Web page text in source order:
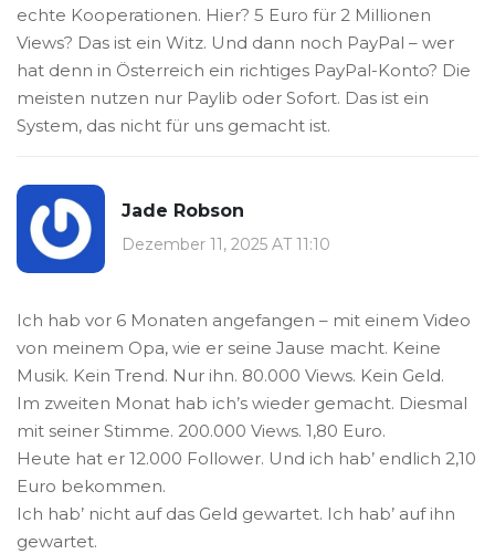
echte Kooperationen. Hier? 5 Euro für 2 Millionen
Views? Das ist ein Witz. Und dann noch PayPal – wer
hat denn in Österreich ein richtiges PayPal-Konto? Die
meisten nutzen nur Paylib oder Sofort. Das ist ein
System, das nicht für uns gemacht ist.
Jade Robson
Dezember 11, 2025 AT 11:10
Ich hab vor 6 Monaten angefangen – mit einem Video
von meinem Opa, wie er seine Jause macht. Keine
Musik. Kein Trend. Nur ihn. 80.000 Views. Kein Geld.
Im zweiten Monat hab ich’s wieder gemacht. Diesmal
mit seiner Stimme. 200.000 Views. 1,80 Euro.
Heute hat er 12.000 Follower. Und ich hab’ endlich 2,10
Euro bekommen.
Ich hab’ nicht auf das Geld gewartet. Ich hab’ auf ihn
gewartet.